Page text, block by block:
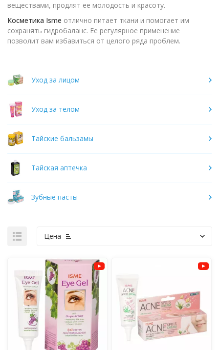
веществами, продлят ее молодость и красоту.
Косметика Isme отлично питает ткани и помогает им
сохранять гидробаланс. Ее регулярное применение
позволит вам избавиться от целого ряда проблем.
Уход за лицом
Уход за телом
Тайские бальзамы
Тайская аптечка
Зубные пасты
Цена